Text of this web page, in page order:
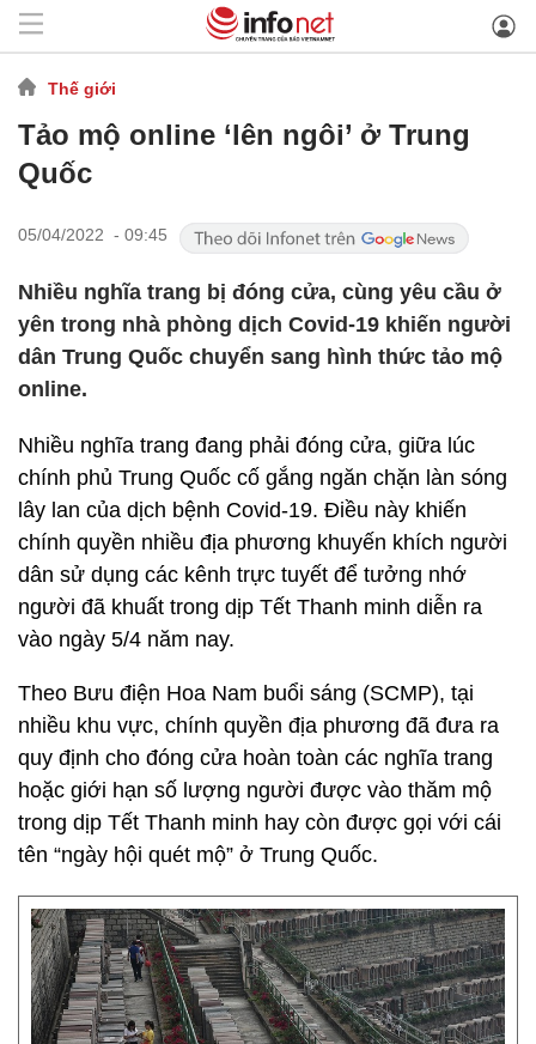
Thế giới
Tảo mộ online ‘lên ngôi’ ở Trung
Quốc
05/04/2022 - 09:45
Nhiều nghĩa trang bị đóng cửa, cùng yêu cầu ở
yên trong nhà phòng dịch Covid-19 khiến người
dân Trung Quốc chuyển sang hình thức tảo mộ
online.
Nhiều nghĩa trang đang phải đóng cửa, giữa lúc
chính phủ Trung Quốc cố gắng ngăn chặn làn sóng
lây lan của dịch bệnh Covid-19. Điều này khiến
chính quyền nhiều địa phương khuyến khích người
dân sử dụng các kênh trực tuyết để tưởng nhớ
người đã khuất trong dịp Tết Thanh minh diễn ra
vào ngày 5/4 năm nay.
Theo Bưu điện Hoa Nam buổi sáng (SCMP), tại
nhiều khu vực, chính quyền địa phương đã đưa ra
quy định cho đóng cửa hoàn toàn các nghĩa trang
hoặc giới hạn số lượng người được vào thăm mộ
trong dịp Tết Thanh minh hay còn được gọi với cái
tên “ngày hội quét mộ” ở Trung Quốc.